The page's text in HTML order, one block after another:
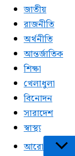
জাতীয়
রাজনীতি
অর্থনীতি
আন্তর্জাতিক
শিক্ষা
খেলাধুলা
বিনোদন
সারাদেশ
স্বাস্থ্য
আরো